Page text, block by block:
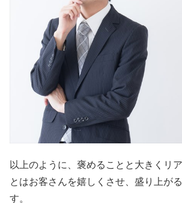
以上のように、褒めることと大きくリ
とはお客さんを嬉しくさせ、盛り上が
す。